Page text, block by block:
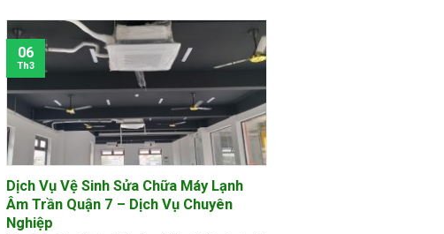
Dịch Vụ Vệ Sinh Sửa Chữa Máy Lạnh
Âm Trần Quận 7 – Dịch Vụ Chuyên
Nghiệp
06
Th3